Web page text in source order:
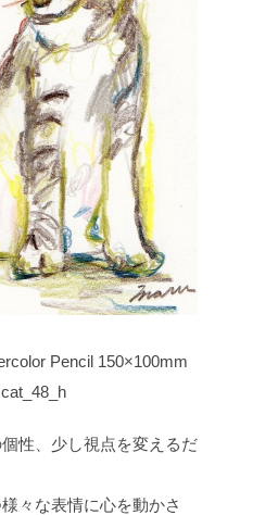
Pencil 150×100mm
性、少し視点を変えるだ
々な表情に心を動かさ